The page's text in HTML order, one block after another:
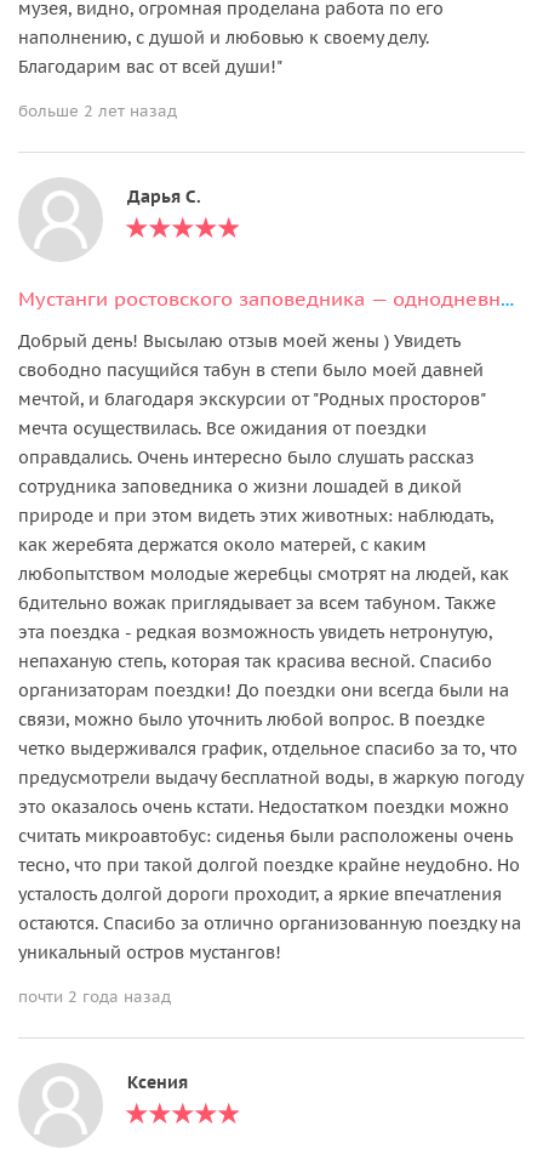
музея, видно, огромная проделана работа по его
наполнению, с душой и любовью к своему делу.
Благодарим вас от всей души!"
больше 2 лет назад
Дарья С.
Мустанги ростовского заповедника — однодневный тур на остров Вольных Коней
​​​​​​​Добрый день! Высылаю отзыв моей жены ) Увидеть
свободно пасущийся табун в степи было моей давней
мечтой, и благодаря экскурсии от "Родных просторов"
мечта осуществилась. Все ожидания от поездки
оправдались. Очень интересно было слушать рассказ
сотрудника заповедника о жизни лошадей в дикой
природе и при этом видеть этих животных: наблюдать,
как жеребята держатся около матерей, с каким
любопытством молодые жеребцы смотрят на людей, как
бдительно вожак приглядывает за всем табуном. Также
эта поездка - редкая возможность увидеть нетронутую,
непаханую степь, которая так красива весной. Спасибо
организаторам поездки! До поездки они всегда были на
связи, можно было уточнить любой вопрос. В поездке
четко выдерживался график, отдельное спасибо за то, что
предусмотрели выдачу бесплатной воды, в жаркую погоду
это оказалось очень кстати. Недостатком поездки можно
считать микроавтобус: сиденья были расположены очень
тесно, что при такой долгой поездке крайне неудобно. Но
усталость долгой дороги проходит, а яркие впечатления
остаются. Спасибо за отлично организованную поездку на
уникальный остров мустангов!
почти 2 года назад
Ксения